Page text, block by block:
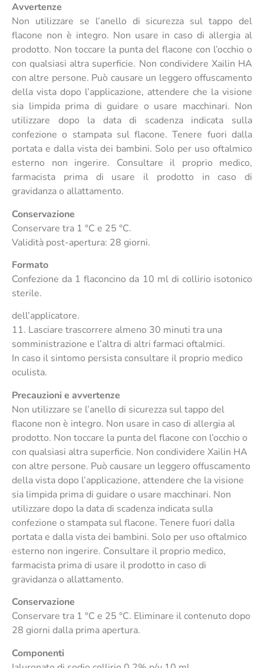
Avvertenze
Non utilizzare se l’anello di sicurezza sul tappo del
flacone non è integro. Non usare in caso di allergia al
prodotto. Non toccare la punta del flacone con l’occhio o
con qualsiasi altra superficie. Non condividere Xailin HA
con altre persone. Può causare un leggero offuscamento
della vista dopo l’applicazione, attendere che la visione
sia limpida prima di guidare o usare macchinari. Non
utilizzare dopo la data di scadenza indicata sulla
confezione o stampata sul flacone. Tenere fuori dalla
portata e dalla vista dei bambini. Solo per uso oftalmico
esterno non ingerire. Consultare il proprio medico,
farmacista prima di usare il prodotto in caso di
gravidanza o allattamento.
Conservazione
Conservare tra 1 °C e 25 °C.
Validità post-apertura: 28 giorni.
Formato
Confezione da 1 flaconcino da 10 ml di collirio isotonico
sterile.
dell’applicatore.
11. Lasciare trascorrere almeno 30 minuti tra una
somministrazione e l’altra di altri farmaci oftalmici.
In caso il sintomo persista consultare il proprio medico
oculista.
Precauzioni e avvertenze
Non utilizzare se l’anello di sicurezza sul tappo del
flacone non è integro. Non usare in caso di allergia al
prodotto. Non toccare la punta del flacone con l’occhio o
con qualsiasi altra superficie. Non condividere Xailin HA
con altre persone. Può causare un leggero offuscamento
della vista dopo l’applicazione, attendere che la visione
sia limpida prima di guidare o usare macchinari. Non
utilizzare dopo la data di scadenza indicata sulla
confezione o stampata sul flacone. Tenere fuori dalla
portata e dalla vista dei bambini. Solo per uso oftalmico
esterno non ingerire. Consultare il proprio medico,
farmacista prima di usare il prodotto in caso di
gravidanza o allattamento.
Conservazione
Conservare tra 1 °C e 25 °C. Eliminare il contenuto dopo
28 giorni dalla prima apertura.
Componenti